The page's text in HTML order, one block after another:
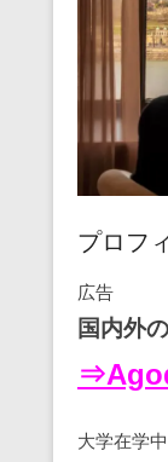
プロフ
広告
国内外
大学在学